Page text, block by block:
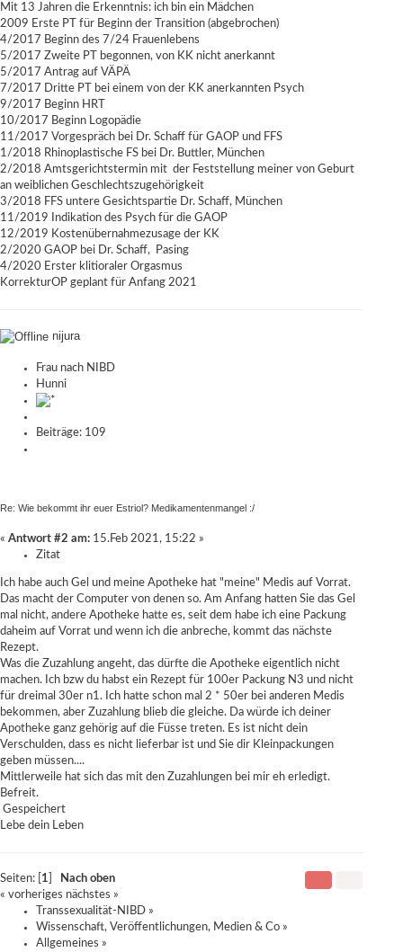
Mit 13 Jahren die Erkenntnis: ich bin ein Mädchen
2009 Erste PT für Beginn der Transition (abgebrochen)
4/2017 Beginn des 7/24 Frauenlebens
5/2017 Zweite PT begonnen, von KK nicht anerkannt
5/2017 Antrag auf VÄPÄ
7/2017 Dritte PT bei einem von der KK anerkannten Psych
9/2017 Beginn HRT
10/2017 Beginn Logopädie
11/2017 Vorgespräch bei Dr. Schaff für GAOP und FFS
1/2018 Rhinoplastische FS bei Dr. Buttler, München
2/2018 Amtsgerichtstermin mit der Feststellung meiner von Geburt
an weiblichen Geschlechtszugehörigkeit
3/2018 FFS untere Gesichtspartie Dr. Schaff, München
11/2019 Indikation des Psych für die GAOP
12/2019 Kostenübernahmezusage der KK
2/2020 GAOP bei Dr. Schaff, Pasing
4/2020 Erster klitioraler Orgasmus
KorrekturOP geplant für Anfang 2021
nijura
Frau nach NIBD
Hunni
Beiträge: 109
Re: Wie bekommt ihr euer Estriol? Medikamentenmangel :/
« Antwort #2 am: 15.Feb 2021, 15:22 »
Zitat
Ich habe auch Gel und meine Apotheke hat "meine" Medis auf Vorrat.
Das macht der Computer von denen so. Am Anfang hatten Sie das Gel
mal nicht, andere Apotheke hatte es, seit dem habe ich eine Packung
daheim auf Vorrat und wenn ich die anbreche, kommt das nächste
Rezept.
Was die Zuzahlung angeht, das dürfte die Apotheke eigentlich nicht
machen. Ich bzw du habst ein Rezept für 100er Packung N3 und nicht
für dreimal 30er n1. Ich hatte schon mal 2 * 50er bei anderen Medis
bekommen, aber Zuzahlung blieb die gleiche. Da würde ich deiner
Apotheke ganz gehörig auf die Füsse treten. Es ist nicht dein
Verschulden, dass es nicht lieferbar ist und Sie dir Kleinpackungen
geben müssen....
Mittlerweile hat sich das mit den Zuzahlungen bei mir eh erledigt.
Befreit.
Gespeichert
Lebe dein Leben
Seiten: [ 1
Nach oben
« vorheriges nächstes »
Transsexualität-NIBD »
Wissenschaft, Veröffentlichungen, Medien & Co »
Allgemeines »